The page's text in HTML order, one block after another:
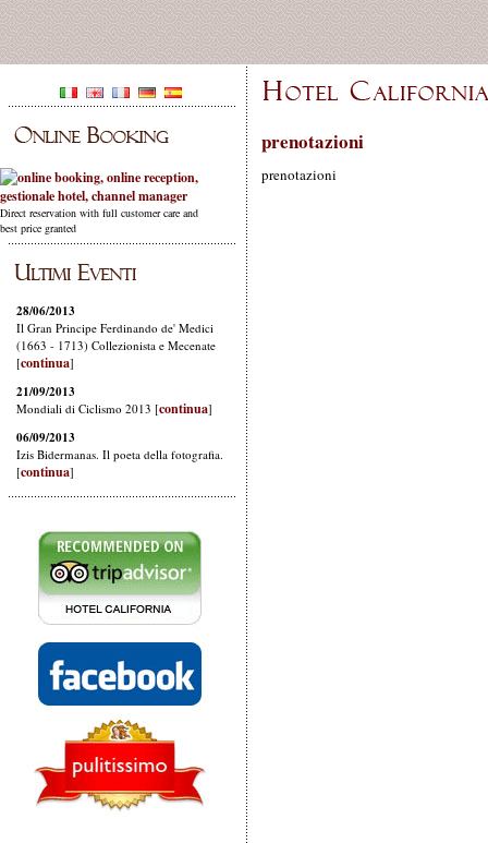
Direct reservation with full customer care and
best price granted
prenotazioni
prenotazioni